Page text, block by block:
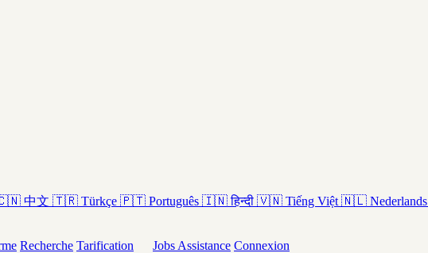
中文 🇹🇷 Türkçe 🇵🇹 Português 🇮🇳 हिन्दी 🇻🇳 Tiếng Việt 🇳🇱 Nederlands
Recherche Tarification Jobs Assistance Connexion